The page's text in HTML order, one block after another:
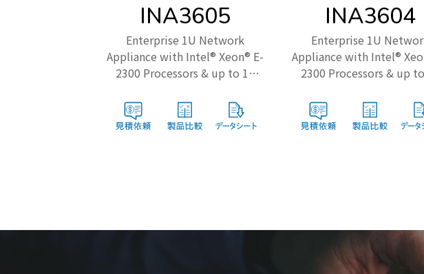
INA3605
Enterprise 1U Network
Appliance with Intel® Xeon® E-
2300 Processors & up to 16
INA3604
Enterprise 1U
Appliance with Intel®
2300 Processors & up